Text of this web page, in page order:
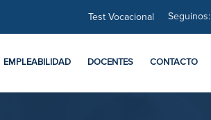
Test Vocacional Seguinos:
EMPLEABILIDAD DOCENTES CONTACTO